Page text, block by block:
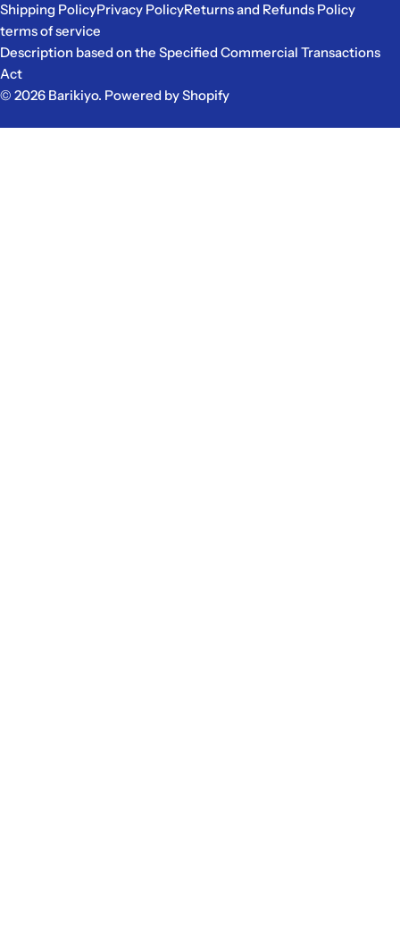
y
/
r
e
i
© 2026 Barikiyo. Powered by Shopify
Shipping PolicyPrivacy PolicyReturns and Refunds Policy
terms of service
Description based on the Specified Commercial Transactions
Act